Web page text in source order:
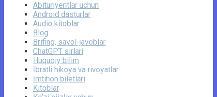
Abituriyentlar uchun
Android dasturlar
Audio kitoblar
Blog
Brifing, savol-javoblar
ChatGPT sirlari
Huquqiy bilim
Ibratli hikoya va rivoyatlar
Imtihon biletlari
Kitoblar